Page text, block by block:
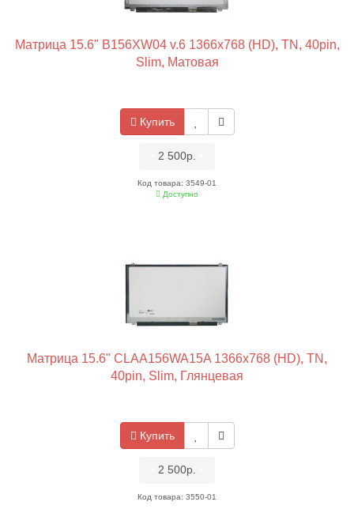
Матрица 15.6" B156XW04 v.6 1366x768 (HD), TN, 40pin,
Slim, Матовая
Купить
2 500р.
Код товара: 3549-01
Доступно
Матрица 15.6" CLAA156WA15A 1366x768 (HD), TN,
40pin, Slim, Глянцевая
Купить
2 500р.
Код товара: 3550-01